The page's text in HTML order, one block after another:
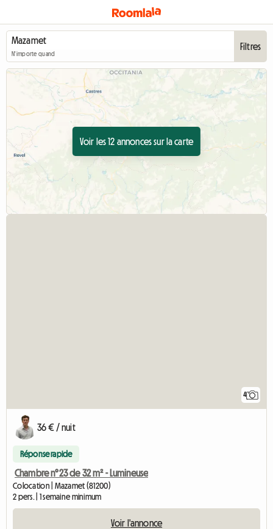
N'importe quand
Filtres
Voir les 12 annonces sur la carte
4
36 € / nuit
Réponse rapide
Chambre n°23 de 32 m² - Lumineuse
Colocation | Mazamet (81200)
2 pers. | 1 semaine minimum
Voir l'annonce